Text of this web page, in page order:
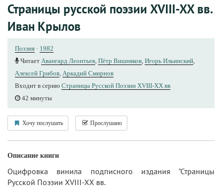
Страницы русской поэзии XVIII-XX вв.
Иван Крылов
Поэзия · 1982
Читает Авангард Леонтьев Пётр Вишняков Игорь Ильинский
Алексей Грибов Аркадий Смирнов
Входит в серию Страницы Русской Поэзии XVIII-XX вв
42 минуты
Хочу послушать Прослушано
Описание книги
Оцифровка винила подписного издания "Страницы
Русской Поэзии XVIII-XX вв.